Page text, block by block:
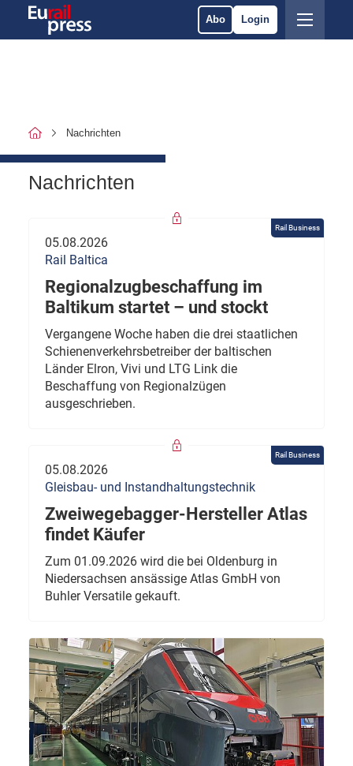
Abo Login
Nachrichten
Nachrichten
Rail Business
05.08.2026
Rail Baltica
Regionalzugbeschaffung im
Baltikum startet – und stockt
Vergangene Woche haben die drei staatlichen
Schienenverkehrsbetreiber der baltischen
Länder Elron, Vivi und LTG Link die
Beschaffung von Regionalzügen
ausgeschrieben.
Rail Business
05.08.2026
Gleisbau- und Instandhaltungstechnik
Zweiwegebagger-Hersteller Atlas
findet Käufer
Zum 01.09.2026 wird die bei Oldenburg in
Niedersachsen ansässige Atlas GmbH von
Buhler Versatile gekauft.